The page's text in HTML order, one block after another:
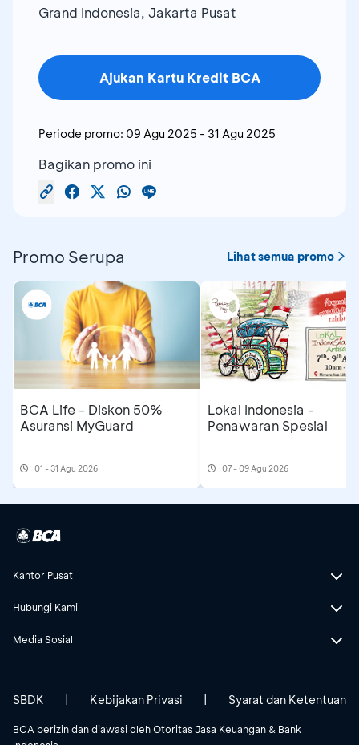
LUXURY DEPARTMENT
AIGNER LUX
ESPRIT
WATCH
LOVELINK
HARTANTO
NEW
BARE
MINERALS
FURLA
OUTER
BLOOM
BOCOROCCO
LUXURY
HUMMER
WATCH
PARIS
BONIA
ICE
WATCH
WATCHES
PLEATS
Grand Indonesia, Jakarta Pusat
Ajukan Kartu Kredit BCA
Periode promo: 09 Agu 2025 - 31 Agu 2025
Bagikan promo ini
Promo Serupa Lihat semua promo
BCA Life - Diskon 50%
Asuransi MyGuard
01 - 31 Agu 2026
Lokal Indonesia -
Penawaran Spesial
07 - 09 Agu 2026
Kantor Pusat
Hubungi Kami
Media Sosial
BCA berizin dan diawasi oleh Otoritas Jasa Keuangan & Bank
SBDK | Kebijakan Privasi | Syarat dan Ketentuan